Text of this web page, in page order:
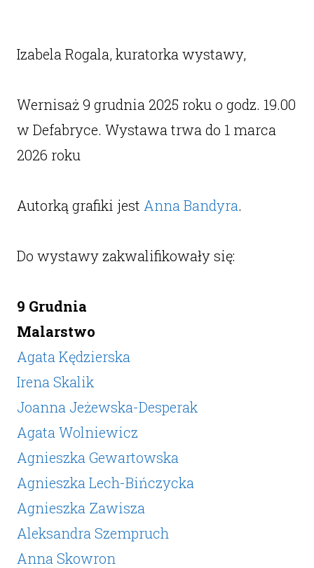
Izabela Rogala, kuratorka wystawy,
Wernisaż 9 grudnia 2025 roku o godz. 19.00
w Defabryce. Wystawa trwa do 1 marca
2026 roku
Autorką grafiki jest Anna Bandyra.
Do wystawy zakwalifikowały się:
9 Grudnia
Malarstwo
Agata Kędzierska
Irena Skalik
Joanna Jeżewska-Desperak
Agata Wolniewicz
Agnieszka Gewartowska
Agnieszka Lech-Bińczycka
Agnieszka Zawisza
Aleksandra Szempruch
Anna Skowron